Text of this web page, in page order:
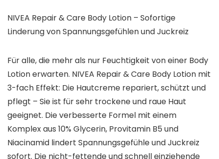
NIVEA Repair & Care Body Lotion – Sofortige
Linderung von Spannungsgefühlen und Juckreiz
Für alle, die mehr als nur Feuchtigkeit von einer Body
Lotion erwarten. NIVEA Repair & Care Body Lotion mit
3-fach Effekt: Die Hautcreme repariert, schützt und
pflegt – Sie ist für sehr trockene und raue Haut
geeignet. Die verbesserte Formel mit einem
Komplex aus 10% Glycerin, Provitamin B5 und
Niacinamid lindert Spannungsgefühle und Juckreiz
sofort. Die nicht-fettende und schnell einziehende